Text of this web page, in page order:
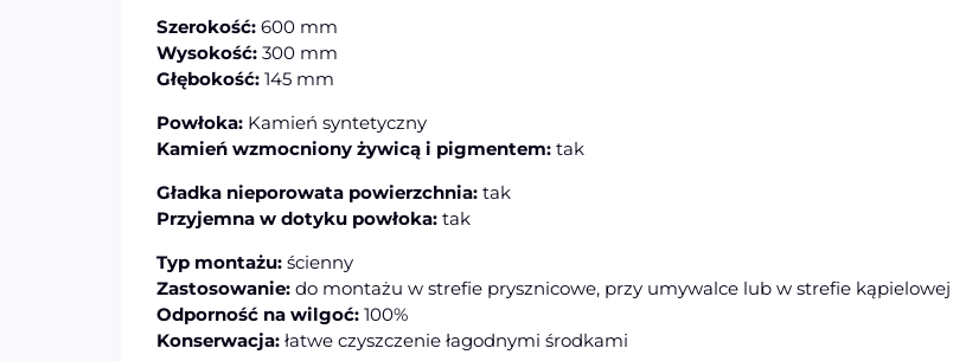
Szerokość: 600 mm
Wysokość: 300 mm
Głębokość: 145 mm
Powłoka: Kamień syntetyczny
Kamień wzmocniony żywicą i pigmentem: tak
Gładka nieporowata powierzchnia: tak
Przyjemna w dotyku powłoka: tak
Typ montażu: ścienny
Zastosowanie: do montażu w strefie prysznicowe, przy umywalce lub w strefie kąpielowej
Odporność na wilgoć: 100%
Konserwacja: łatwe czyszczenie łagodnymi środkami